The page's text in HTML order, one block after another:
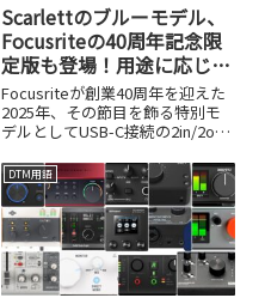
Scarlettのブルーモデル、
Focusriteの40周年記念限
定版も登場！用途に応じた
幅広いラインナップが用意
されたScarlett 4th Gen
Focusriteが創業40周年を迎えた
2025年、その節目を飾る特別モ
デルとしてUSB-C接続の2in/2out
「Scarlett 2i2 Anniversary
Edition（Scarlett AE）」が発...
DTM用語